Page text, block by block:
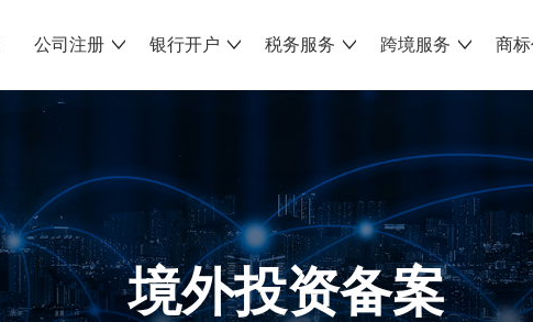
公司注册 银行开户 税务服务 跨境服务 商
境外投资备案